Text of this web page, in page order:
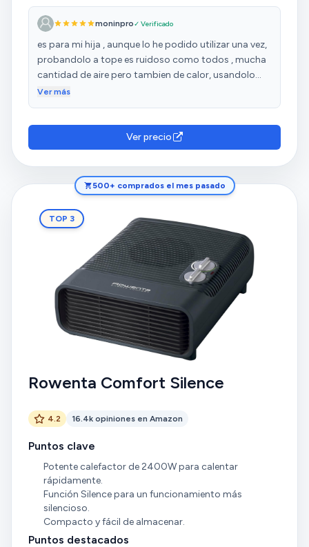
moninpro✓ Verificado
es para mi hija , aunque lo he podido utilizar una vez,
probandolo a tope es ruidoso como todos , mucha
cantidad de aire pero tambien de calor, usandolo
como toca dejando " el termostato " o selector se
cuarto de baño , no he tenido ningun olor habitual en
estos aparatos aunque es mas grande que otros
siempre hay un lugar donde guardarlo , se siente un
buen aparato
Ver más
Ver precio
500+ comprados el mes pasado
TOP 3
Rowenta Comfort Silence
4.2 16.4k opiniones en Amazon
Puntos clave
Potente calefactor de 2400W para calentar
rápidamente.
Función Silence para un funcionamiento más
silencioso.
Compacto y fácil de almacenar.
Puntos destacados